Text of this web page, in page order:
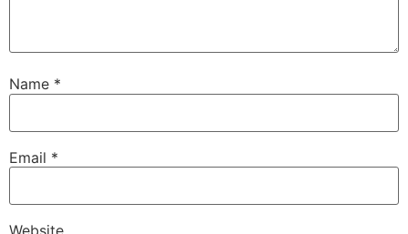
Name *
Email *